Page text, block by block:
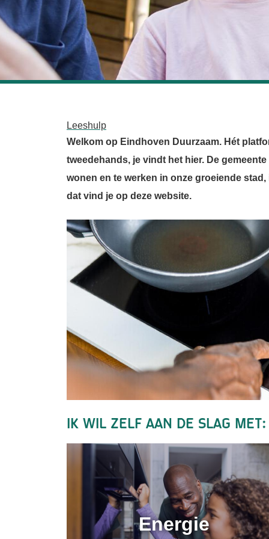
Leeshulp
Welkom op Eindhoven Duurzaam. Hét
tweedehands, je vindt het hier. De
wonen en te werken in onze groeiende
dat vind je op deze website.
Ik wil zelf aan de slag met:
Energie